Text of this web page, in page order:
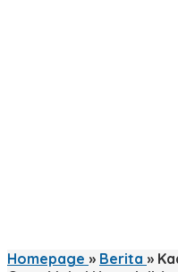
Homepage » Berita »